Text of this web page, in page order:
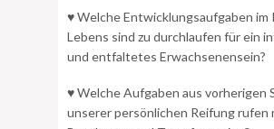
♥ Welche Entwicklungsaufgaben im
Lebens sind zu durchlaufen für ein
und entfaltetes Erwachsenensein?
♥ Welche Aufgaben aus vorherigen
unserer persönlichen Reifung rufen